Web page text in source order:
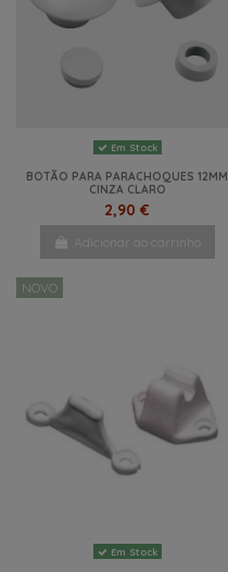
Em Stock
BOTÃO PARA PARACHOQUES 12MM
CINZA CLARO
2,90 €
Adicionar ao carrinho
NOVO
Em Stock